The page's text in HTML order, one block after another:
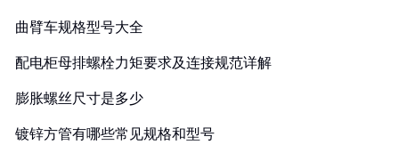
曲臂车规格型号大全
配电柜母排螺栓力矩要求及连接规范详解
膨胀螺丝尺寸是多少
镀锌方管有哪些常见规格和型号